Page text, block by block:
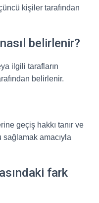
kişiler tarafından
belirlenir?
ilgili tarafların
belirlenir.
geçiş hakkı tanır ve
sağlamak amacıyla
fark